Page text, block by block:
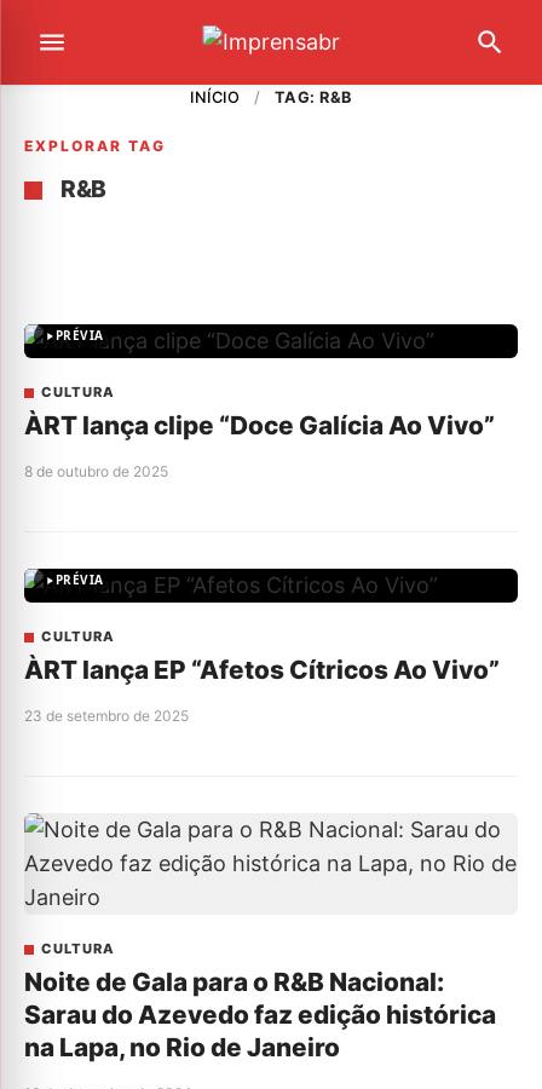
INÍCIO / TAG: R&B
EXPLORAR TAG
R&B
PRÉVIA
CULTURA
ÀRT lança clipe “Doce Galícia Ao Vivo”
8 de outubro de 2025
PRÉVIA
CULTURA
ÀRT lança EP “Afetos Cítricos Ao Vivo”
23 de setembro de 2025
CULTURA
Noite de Gala para o R&B Nacional:
Sarau do Azevedo faz edição histórica
na Lapa, no Rio de Janeiro